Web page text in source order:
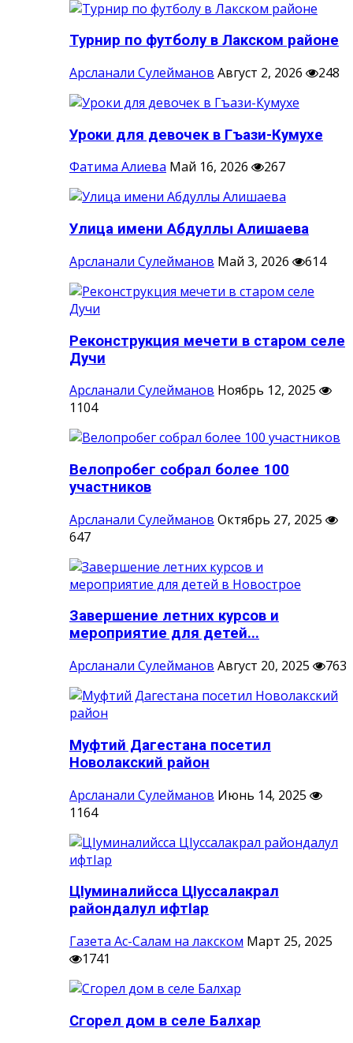
Турнир по футболу в Лакском районе
Арсланали Сулейманов Август 2, 2026 248
Уроки для девочек в Гъази-Кумухе
Фатима Алиева Май 16, 2026 267
Улица имени Абдуллы Алишаева
Арсланали Сулейманов Май 3, 2026 614
Реконструкция мечети в старом селе
Дучи
Арсланали Сулейманов Ноябрь 12, 2025
1104
Велопробег собрал более 100
участников
Арсланали Сулейманов Октябрь 27, 2025
647
Завершение летних курсов и
мероприятие для детей...
Арсланали Сулейманов Август 20, 2025 763
Муфтий Дагестана посетил
Новолакский район
Арсланали Сулейманов Июнь 14, 2025
1164
ЦIуминалийсса ЦIуссалакрал
райондалул ифтIар
Газета Ас-Салам на лакском Март 25, 2025
1741
Сгорел дом в селе Балхар